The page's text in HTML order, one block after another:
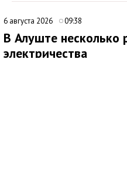
6 августа 2026 09:38
В Алуште несколько
электричества